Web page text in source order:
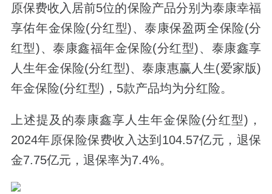
原保费收入居前5位的保险产品分别为泰康幸福
享佑年金保险(分红型)、泰康保盈两全保险(分
红型)、泰康鑫福年金保险(分红型)、泰康鑫享
人生年金保险(分红型)、泰康惠赢人生(爱家版)
年金保险(分红型)， 5款产品均为分红险。
上述提及的泰康鑫享人生年金保险(分红型) ，
2024年原保险保费收入达到 104.57亿元，退保
金7.75亿元，退保率为7.4%。